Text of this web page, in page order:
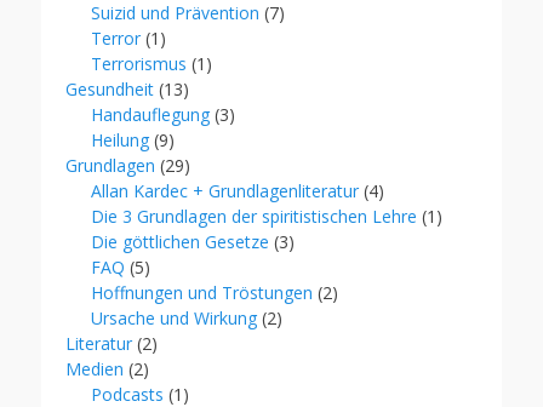
Suizid und Prävention (7)
Terror (1)
Terrorismus (1)
Gesundheit (13)
Handauflegung (3)
Heilung (9)
Grundlagen (29)
Allan Kardec + Grundlagenliteratur (4)
Die 3 Grundlagen der spiritistischen Lehre (1)
Die göttlichen Gesetze (3)
FAQ (5)
Hoffnungen und Tröstungen (2)
Ursache und Wirkung (2)
Literatur (2)
Medien (2)
Podcasts (1)